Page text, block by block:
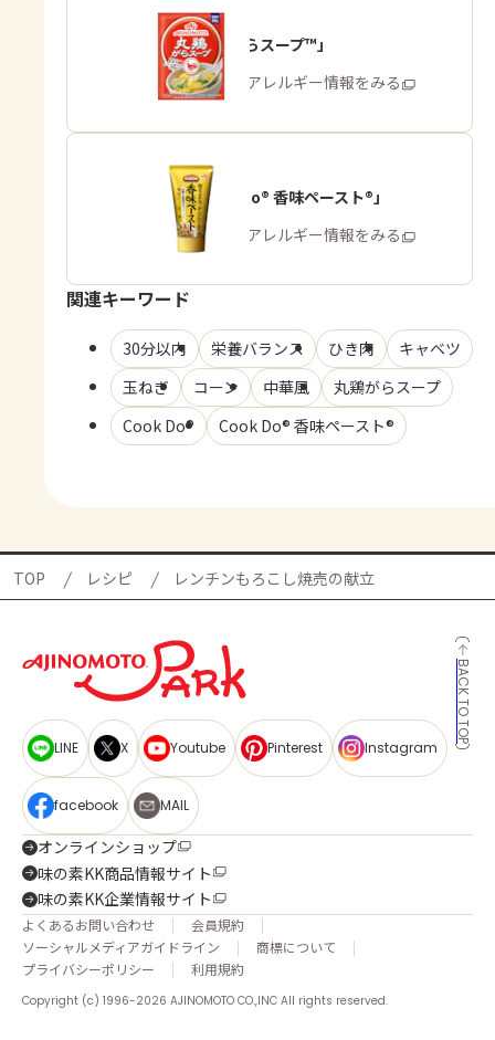
「丸鶏がらスープ™」
商品・アレルギー情報をみる
「Cook Do® 香味ペースト®」
商品・アレルギー情報をみる
関連キーワード
30分以内 栄養バランス ひき肉
キャベツ
玉ねぎ
コーン 中華風
丸鶏がらスープ
Cook Do®
Cook Do® 香味ペースト®
TOP レシピ レンチンもろこし焼売の献立
BACK TO TOP
LINE X Youtube Pinterest Instagram
facebook MAIL
オンラインショップ
味の素KK商品情報サイト
味の素KK企業情報サイト
よくあるお問い合わせ
会員規約
ソーシャルメディアガイドライン
商標について
プライバシーポリシー
利用規約
Copyright (c) 1996-2026 AJINOMOTO CO.,INC All rights reserved.